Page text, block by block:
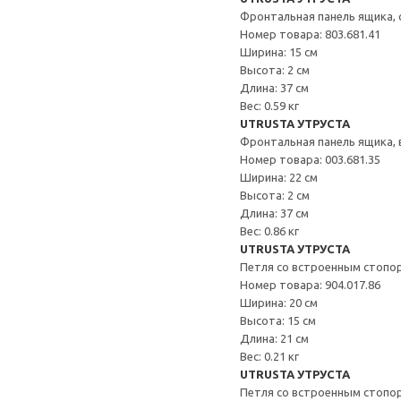
Фронтальная панель ящика,
Номер товара: 803.681.41
Ширина: 15 см
Высота: 2 см
Длина: 37 см
Вес: 0.59 кг
UTRUSTA УТРУСТА
Фронтальная панель ящика,
Номер товара: 003.681.35
Ширина: 22 см
Высота: 2 см
Длина: 37 см
Вес: 0.86 кг
UTRUSTA УТРУСТА
Петля со встроенным
Номер товара: 904.017.86
Ширина: 20 см
Высота: 15 см
Длина: 21 см
Вес: 0.21 кг
UTRUSTA УТРУСТА
Петля со встроенным